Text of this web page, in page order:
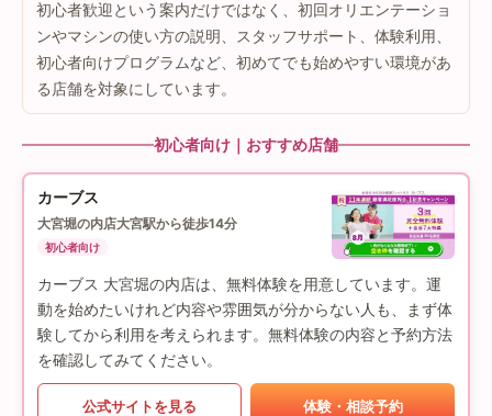
初心者歓迎という案内だけではなく、初回オリエンテーショ
ンやマシンの使い方の説明、スタッフサポート、体験利用、
初心者向けプログラムなど、初めてでも始めやすい環境があ
る店舗を対象にしています。
初心者向け｜おすすめ店舗
カーブス
大宮堀の内店大宮駅から徒歩14分
初心者向け
カーブス 大宮堀の内店は、無料体験を用意しています。運
動を始めたいけれど内容や雰囲気が分からない人も、まず体
験してから利用を考えられます。無料体験の内容と予約方法
を確認してみてください。
公式サイトを見る 体験・相談予約